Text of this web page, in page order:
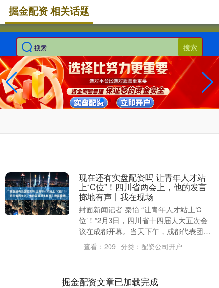
搜索
掘金配资 相关话题
现在还有实盘配资吗 让青年人才站
上“C位”！四川省两会上，他的发言
掷地有声丨我在现场
封面新闻记者 秦怡 “让青年人才站上‘C
位’！”2月3日，四川省十四届人大五次会
议在成都开幕。当天下午，成都代表团全
体会议上，四川省人大代表，西南财经大
学中国区....
查看： 209 分类： 配资公司开户
掘金配资文章已加载完成